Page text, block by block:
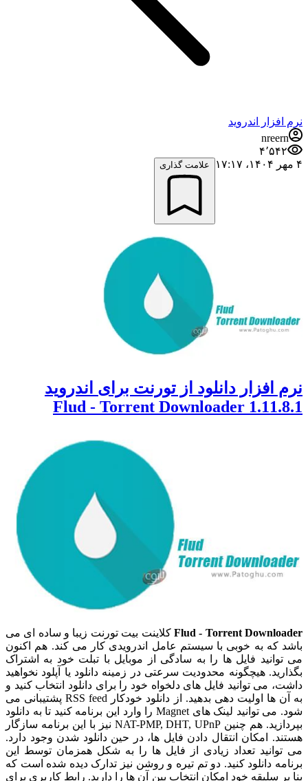
نرم افزار اندروید
nreern
۴٬۵۴۲
۴ مهر ۱۴۰۴،‏ ۱۷:۱۷
علامت گذاری
نرم افزار دانلود از تورنت برای اندروید
1.11.8.1 Flud - Torrent Downloader
Flud - Torrent Downloader کلاینت بیت تورنت زیبا و ساده ای می
باشد که به خوبی با سیستم عامل اندرویدی کار می کند. هم اکنون
می توانید فایل ها را به سادگی از موبایل با تبلت خود به اشتراک
بگذارید. هیچگونه محدودیت سرعتی در زمینه دانلود یا آپلود نخواهید
داشت، می توانید فایل های دلخواه خود را برای دانلود انتخاب کنید و
به آن ها اولیت دهی بدهید. از دانلود خودکار RSS feed پشتیبانی می
شود. می توانید لینک های Magnet را وارد این برنامه کنید تا به دانلود
بپردازید. هم چنین NAT-PMP, DHT, UPnP نیز با این برنامه سازگار
هستند. امکان انتقال دادن فایل ها، در حین دانلود شدن وجود دارد.
می توانید تعداد زیادی از فایل ها را به شکل همزمان توسط این
برنامه دانلود کنید. دو تم تیره و روشن نیز تدارک دیده شده است که
بنا بر سلیقه خود امکان انتخاب بین آن ها را دارید. رابط کاربری برای